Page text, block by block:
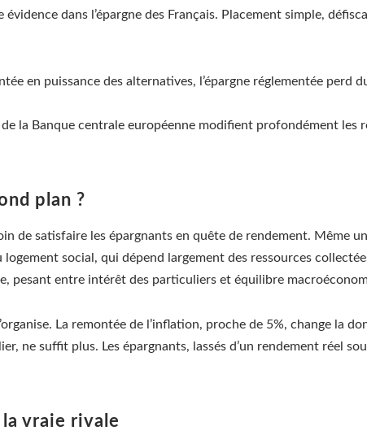
dans l’épargne des Français. Placement simple,
en puissance des alternatives, l’épargne réglementée perd
la Banque centrale européenne modifient profondément les
plan ?
de satisfaire les épargnants en quête de rendement. Même
social, qui dépend largement des ressources
pesant entre intérêt des particuliers et équilibre
La remontée de l’inflation, proche de 5%, change la
ne suffit plus. Les épargnants, lassés d’un rendement réel
la vraie rivale